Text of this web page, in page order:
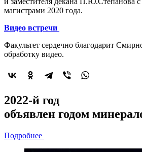
магистрами 2020 года.
Видео встречи
Факультет сердечно благодарит
обработку видео.
2022-й год
объявлен годом
Подробнее